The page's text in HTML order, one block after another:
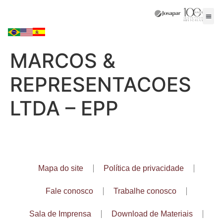
MARCOS &
REPRESENTACOES
LTDA – EPP
Mapa do site Política de privacidade
Fale conosco Trabalhe conosco
Sala de Imprensa Download de Materiais